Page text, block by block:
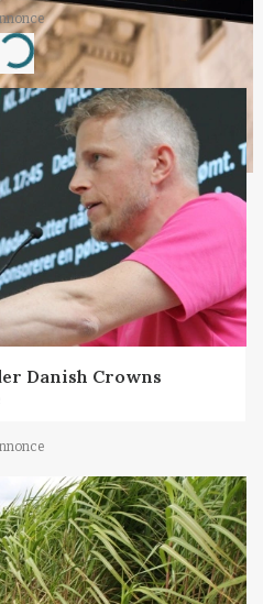
Loading...
Danish Crowns